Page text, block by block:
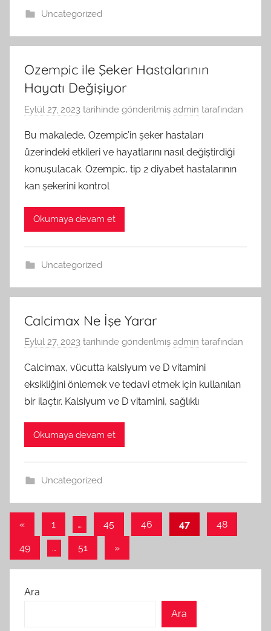
Uncategorized
Ozempic ile Şeker Hastalarının
Hayatı Değişiyor
Eylül 27, 2023 tarihinde gönderilmiş admin tarafından
Bu makalede, Ozempic’in şeker hastaları
üzerindeki etkileri ve hayatlarını nasıl değiştirdiği
konuşulacak. Ozempic, tip 2 diyabet hastalarının
kan şekerini kontrol
Okumaya devam et
Uncategorized
Calcimax Ne İşe Yarar
Eylül 27, 2023 tarihinde gönderilmiş admin tarafından
Calcimax, vücutta kalsiyum ve D vitamini
eksikliğini önlemek ve tedavi etmek için kullanılan
bir ilaçtır. Kalsiyum ve D vitamini, sağlıklı
Okumaya devam et
Uncategorized
Yazı
sayfalaması
«Önceki
yazılar
1 … 45 46 47 48
49 … 51
Sonraki
»
Ara
Ara